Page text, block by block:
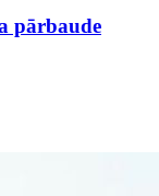
pārbaude